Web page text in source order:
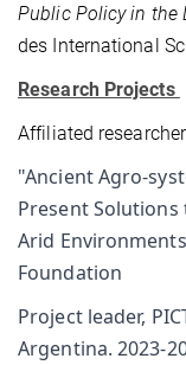
Public Policy in the
des International
Research Projects
Affiliated researcher
"Ancient Agro-
Present Solutions
Arid
Foundation
Project leader,
Argentina. 2023-